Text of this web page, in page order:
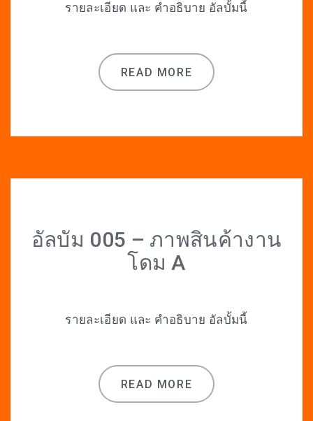
รายละเอียด และ คำอธิบาย อัลบั้มนี้
READ MORE
อัลบัม 005 – ภาพสินค้างาน
โดม A
รายละเอียด และ คำอธิบาย อัลบั้มนี้
READ MORE